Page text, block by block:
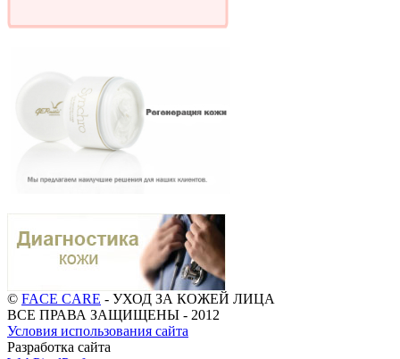
© FACE CARE - УХОД ЗА КОЖЕЙ ЛИЦА
ВСЕ ПРАВА ЗАЩИЩЕНЫ - 2012
Условия использования сайта
Разработка сайта